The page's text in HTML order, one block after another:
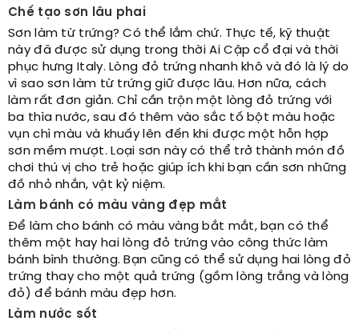
Chế tạo sơn lâu phai
Sơn làm từ trứng? Có thể lắm chứ. Thực tế, kỹ thuật
này đã được sử dụng trong thời Ai Cập cổ đại và thời
phục hưng Italy. Lòng đỏ trứng nhanh khô và đó là lý do
vì sao sơn làm từ trứng giữ được lâu. Hơn nữa, cách
làm rất đơn giản. Chỉ cần trộn một lòng đỏ trứng với
ba thìa nước, sau đó thêm vào sắc tố bột màu hoặc
vụn chì màu và khuấy lên đến khi được một hỗn hợp
sơn mềm mượt. Loại sơn này có thể trở thành món đồ
chơi thú vị cho trẻ hoặc giúp ích khi bạn cần sơn những
đồ nhỏ nhắn, vật kỷ niệm.
Làm bánh có màu vàng đẹp mắt
Để làm cho bánh có màu vàng bắt mắt, bạn có thể
thêm một hay hai lòng đỏ trứng vào công thức làm
bánh bình thường. Bạn cũng có thể sử dụng hai lòng đỏ
trứng thay cho một quả trứng (gồm lòng trắng và lòng
đỏ) để bánh màu đẹp hơn.
Làm nước sốt